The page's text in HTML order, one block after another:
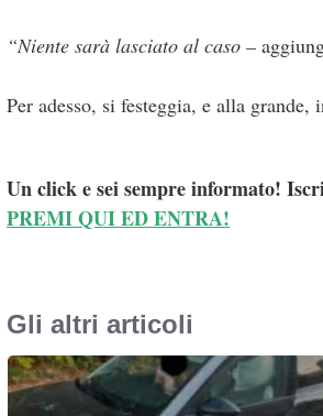
“Niente sarà lasciato al caso –
Per adesso, si festeggia, e alla
Un click e sei sempre informato!
PREMI QUI ED ENTRA!
Gli altri articoli